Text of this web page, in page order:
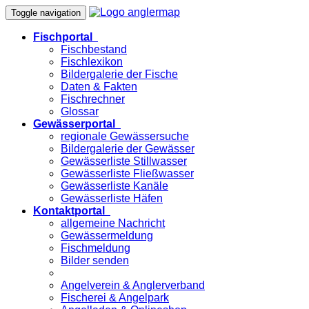
Toggle navigation
Fischportal
Fischbestand
Fischlexikon
Bildergalerie der Fische
Daten & Fakten
Fischrechner
Glossar
Gewässerportal
regionale Gewässersuche
Bildergalerie der Gewässer
Gewässerliste Stillwasser
Gewässerliste Fließwasser
Gewässerliste Kanäle
Gewässerliste Häfen
Kontaktportal
allgemeine Nachricht
Gewässermeldung
Fischmeldung
Bilder senden
Angelverein & Anglerverband
Fischerei & Angelpark